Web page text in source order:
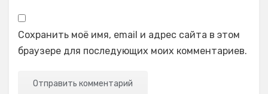
Сохранить моё имя, email и адрес сайта в этом
браузере для последующих моих комментариев.